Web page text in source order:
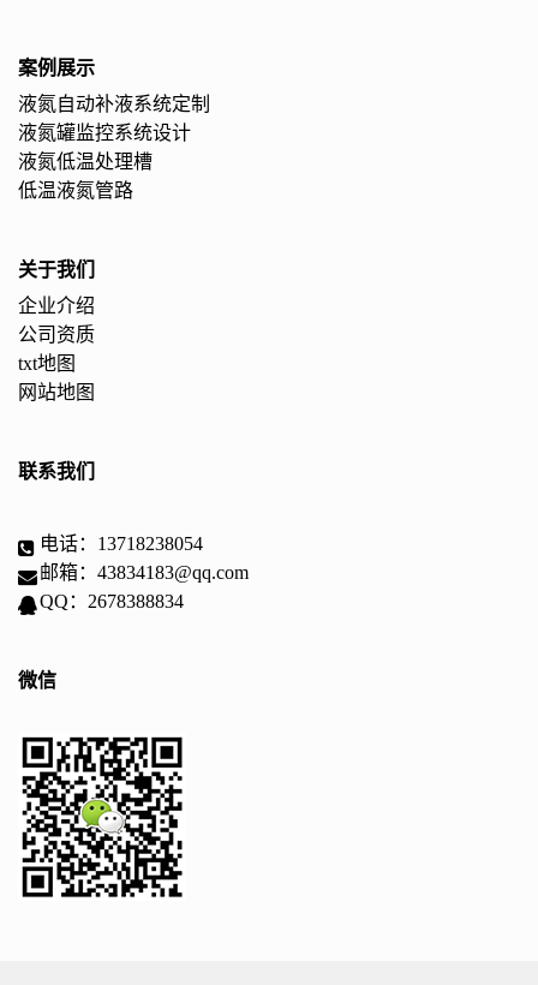
案例展示
液氮自动补液系统定制
液氮罐监控系统设计
液氮低温处理槽
低温液氮管路
关于我们
企业介绍
公司资质
txt地图
网站地图
联系我们
电话：13718238054
邮箱：43834183@qq.com
QQ：2678388834
微信